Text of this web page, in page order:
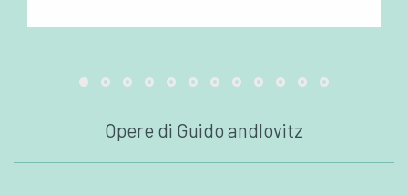
Opere di Guido andlovitz